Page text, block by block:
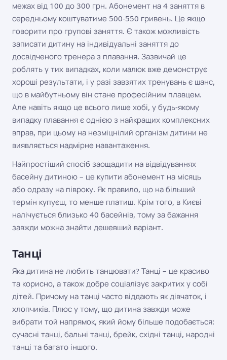
межах від 100 до 300 грн. Абонемент на 4 заняття в
середньому коштуватиме 500-550 гривень. Це якщо
говорити про групові заняття. Є також можливість
записати дитину на індивідуальні заняття до
досвідченого тренера з плавання. Зазвичай це
роблять у тих випадках, коли малюк вже демонструє
хороші результати, і у разі завзятих тренувань є шанс,
що в майбутньому він стане професійним плавцем.
Але навіть якщо це всього лише хобі, у будь-якому
випадку плавання є однією з найкращих комплексних
вправ, при цьому на незміцнілий організм дитини не
виявляється надмірне навантаження.
Найпростіший спосіб заощадити на відвідуваннях
басейну дитиною – це купити абонемент на місяць
або одразу на півроку. Як правило, що на більший
термін купуєш, то менше платиш. Крім того, в Києві
налічується близько 40 басейнів, тому за бажання
завжди можна знайти дешевший варіант.
Танці
Яка дитина не любить танцювати? Танці – це красиво
та корисно, а також добре соціалізує закритих у собі
дітей. Причому на танці часто віддають як дівчаток, і
хлопчиків. Плюс у тому, що дитина завжди може
вибрати той напрямок, який йому більше подобається:
сучасні танці, бальні танці, брейк, східні танці, народні
танці та багато іншого.